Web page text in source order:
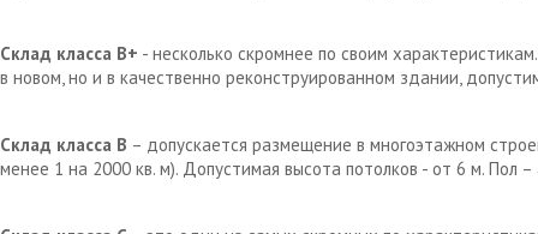
Склад класса В+ - несколько скромнее по своим
в новом, но и в качественно реконструированном здании,
Склад класса В – допускается размещение в многоэтажном
менее 1 на 2000 кв. м). Допустимая высота потолков - от 6 м. Пол